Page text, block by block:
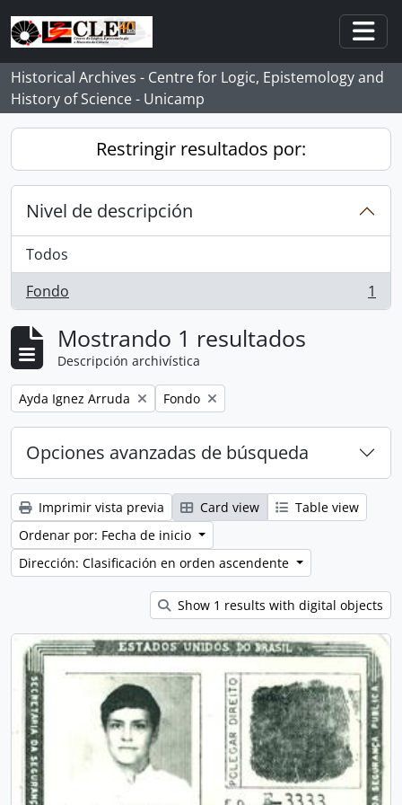
Skip to main content
Historical Archives - Centre for Logic, Epistemology and
History of Science - Unicamp
Restringir resultados por:
Nivel de descripción
Todos
Fondo
, 1 resultados 1
Mostrando 1 resultados
Descripción archivística
Remove filter:
Ayda Ignez Arruda Remove filter:
Fondo
Opciones avanzadas de búsqueda
Imprimir vista previa Card view
Table view
Ordenar por: Fecha de inicio
Dirección: Clasificación en orden ascendente
Show 1 results with digital objects